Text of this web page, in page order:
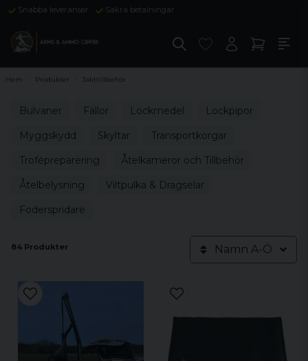
Snabba leveranser Säkra betalningar
Hem Produkter Jakttillbehör
Bulvaner Fällor Lockmedel
Lockpipor
Myggskydd
Skyltar
Transportkorgar
Trofépreparering
Åtelkameror och Tillbehör
Åtelbelysning
Viltpulka & Dragselar
Foderspridare
84 Produkter Namn A-Ö